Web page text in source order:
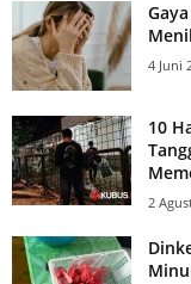
4 Juni
10
2